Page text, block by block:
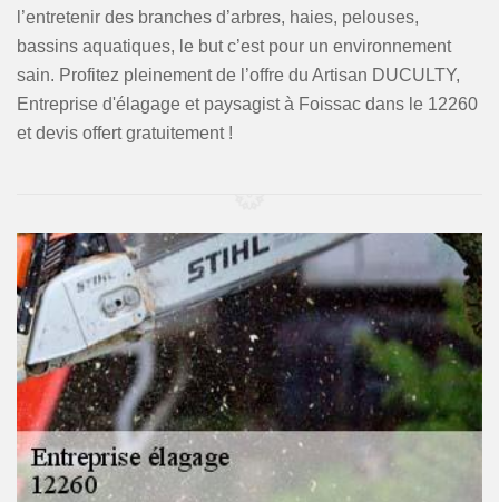
l’entretenir des branches d’arbres, haies, pelouses,
bassins aquatiques, le but c’est pour un environnement
sain. Profitez pleinement de l’offre du Artisan DUCULTY,
Entreprise d'élagage et paysagist à Foissac dans le 12260
et devis offert gratuitement !